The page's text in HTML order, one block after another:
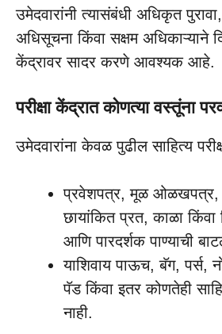
उमेदवारांनी त्यासंबंधी अधिकृत
अधिसूचना किंवा सक्षम अधिकाऱ्याने
केंद्रावर सादर करणे आवश्यक आहे.
परीक्षा केंद्रात कोणत्या वस्तूंना
उमेदवारांना केवळ पुढील साहित्य
प्रवेशपत्र, मूळ ओळखपत्र,
छायांकित प्रत, काळा किंवा
आणि पारदर्शक पाण्याची
याशिवाय पाऊच, बॅग,
पॅड किंवा इतर कोणतेही
नाही.